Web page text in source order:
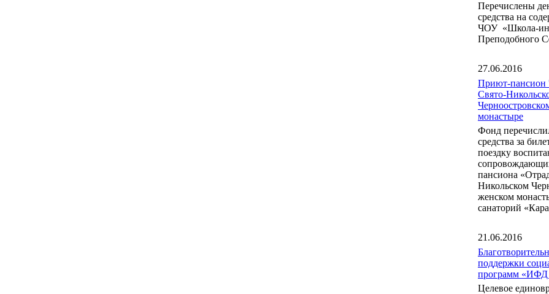
Перечислены
средства на
ЧОУ «Школа-
Преподобного
27.06.2016
Приют-пансион
Свято-
монастыре
Фонд
средства за
поездку
пансиона
Никольском
женском
санаторий
21.06.2016
поддержки
программ «ИФД
Целевое